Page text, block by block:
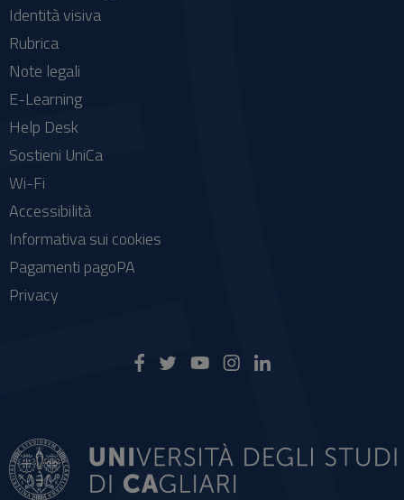
Identità visiva
Rubrica
Note legali
E-Learning
Help Desk
Sostieni UniCa
Wi-Fi
Accessibilità
Informativa sui cookies
Pagamenti pagoPA
Privacy